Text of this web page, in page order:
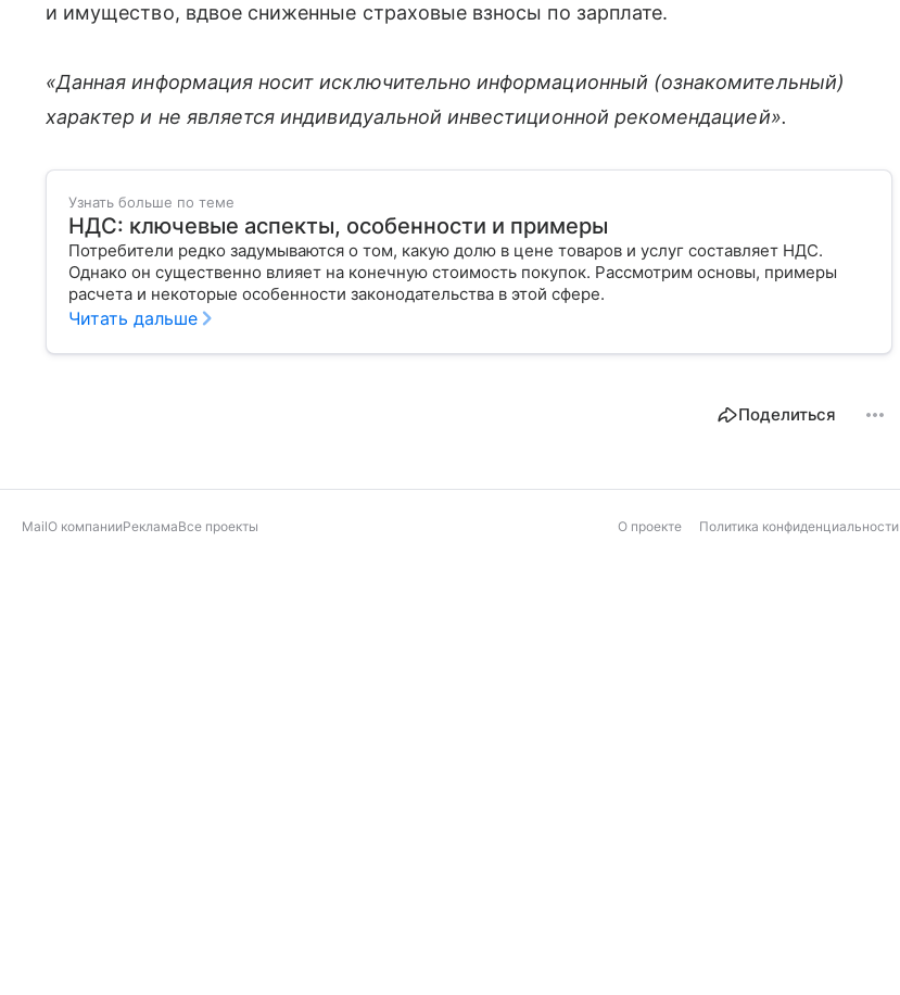
и имущество, вдвое сниженные страховые взносы по зарплате.
«Данная информация носит исключительно информационный (ознакомительный)
характер и не является индивидуальной инвестиционной рекомендацией».
Узнать больше по теме
НДС: ключевые аспекты, особенности и примеры
Потребители редко задумываются о том, какую долю в цене товаров и услуг составляет НДС.
Однако он существенно влияет на конечную стоимость покупок. Рассмотрим основы, примеры
расчета и некоторые особенности законодательства в этой сфере.
Читать дальше
Поделиться
MailО компанииРекламаВсе проекты О проекте Политика конфиденциальности